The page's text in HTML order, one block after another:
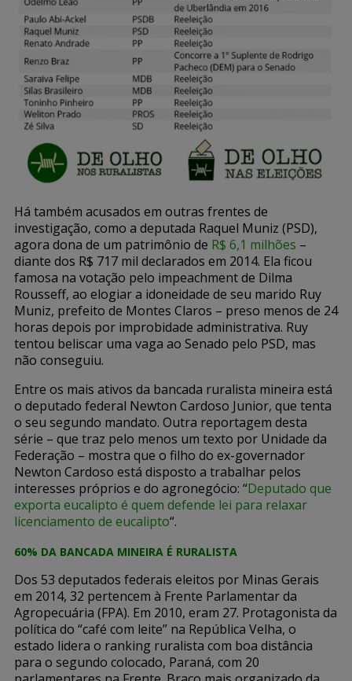
Há também acusados em outras frentes de
investigação, como a deputada Raquel Muniz (PSD),
agora dona de um patrimônio de R$ 6,1 milhões –
diante dos R$ 717 mil declarados em 2014. Ela ficou
famosa na votação pelo impeachment de Dilma
Rousseff, ao elogiar a idoneidade de seu marido Ruy
Muniz, prefeito de Montes Claros – preso menos de 24
horas depois por improbidade administrativa. Ruy
tentou beliscar uma vaga ao Senado pelo PSD, mas
não conseguiu.
Entre os mais ativos da bancada ruralista mineira está
o deputado federal Newton Cardoso Junior, que tenta
o seu segundo mandato. Outra reportagem desta
série – que traz pelo menos um texto por Unidade da
Federação – mostra que o filho do ex-governador
Newton Cardoso está disposto a trabalhar pelos
interesses próprios e do agronegócio: “Deputado que
exporta eucalipto é quem defende lei para relaxar
licenciamento de eucalipto“.
60% DA BANCADA MINEIRA É RURALISTA
Dos 53 deputados federais eleitos por Minas Gerais
em 2014, 32 pertencem à Frente Parlamentar da
Agropecuária (FPA). Em 2010, eram 27. Protagonista da
política do “café com leite” na República Velha, o
estado lidera o ranking ruralista com boa distância
para o segundo colocado, Paraná, com 20